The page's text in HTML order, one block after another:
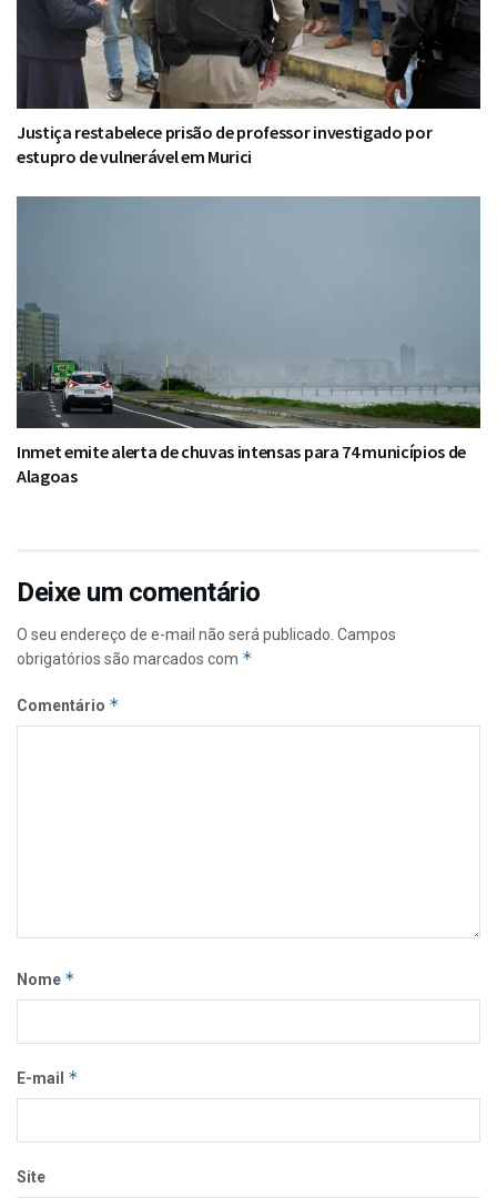
Justiça restabelece prisão de professor investigado por
estupro de vulnerável em Murici
Inmet emite alerta de chuvas intensas para 74 municípios de
Alagoas
Deixe um comentário
O seu endereço de e-mail não será publicado. Campos
obrigatórios são marcados com *
Comentário *
Nome *
E-mail *
Site